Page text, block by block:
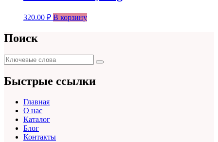
320.00 ₽ В корзину
Поиск
Поиск
для:
Поиск
Быстрые ссылки
Главная
О нас
Каталог
Блог
Контакты